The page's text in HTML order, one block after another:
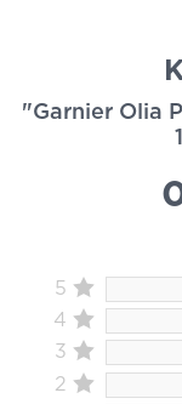
"Garnier Olia
5
4
3
2